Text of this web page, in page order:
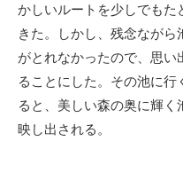
かしいルートを少しでもた
きた。しかし、残念なが
がとれなかったので、思
ることにした。その池に行
ると、美しい森の奥に輝
映し出される。